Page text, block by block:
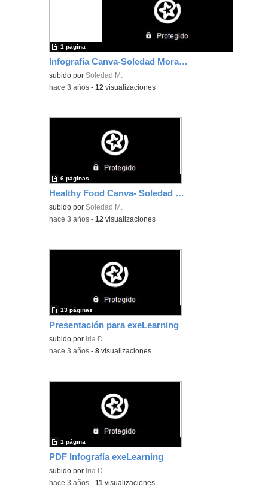
Infografía Canva-Soledad Morales Cano
subido por Soledad M.
1 página
-hace 3 años -12 visualizaciones
Healthy Food Canva- Soledad Morales Cano
subido por Soledad M.
6 páginas
-hace 3 años -12 visualizaciones
Presentación para exeLearning
subido por Iria D.
13 páginas
-hace 3 años -8 visualizaciones
PDF Infografía exeLearning
subido por Iria D.
1 página
-hace 3 años -11 visualizaciones